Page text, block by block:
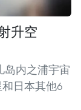
升空
岛内之浦宇宙
日本其他6